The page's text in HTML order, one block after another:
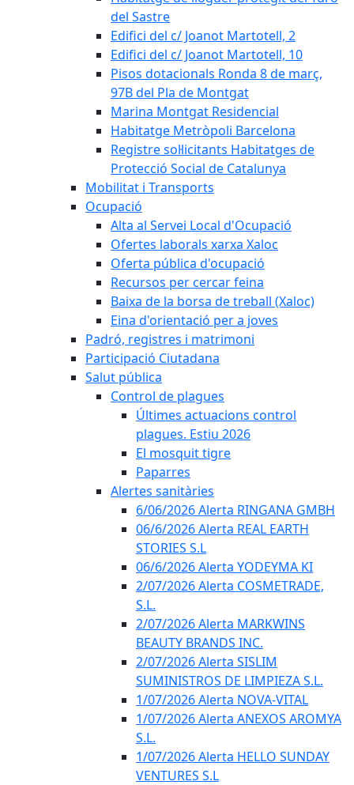
del Sastre
Edifici del c/ Joanot Martotell, 2
Edifici del c/ Joanot Martotell, 10
Pisos dotacionals Ronda 8 de març,
97B del Pla de Montgat
Marina Montgat Residencial
Habitatge Metròpoli Barcelona
Registre sol·licitants Habitatges de
Protecció Social de Catalunya
Mobilitat i Transports
Ocupació
Alta al Servei Local d'Ocupació
Ofertes laborals xarxa Xaloc
Oferta pública d'ocupació
Recursos per cercar feina
Baixa de la borsa de treball (Xaloc)
Eina d'orientació per a joves
Padró, registres i matrimoni
Participació Ciutadana
Salut pública
Control de plagues
Últimes actuacions control
plagues. Estiu 2026
El mosquit tigre
Paparres
Alertes sanitàries
6/06/2026 Alerta RINGANA GMBH
06/6/2026 Alerta REAL EARTH
STORIES S.L
06/6/2026 Alerta YODEYMA KI
2/07/2026 Alerta COSMETRADE,
S.L.
2/07/2026 Alerta MARKWINS
BEAUTY BRANDS INC.
2/07/2026 Alerta SISLIM
SUMINISTROS DE LIMPIEZA S.L.
1/07/2026 Alerta NOVA-VITAL
1/07/2026 Alerta ANEXOS AROMYA
S.L.
1/07/2026 Alerta HELLO SUNDAY
VENTURES S.L